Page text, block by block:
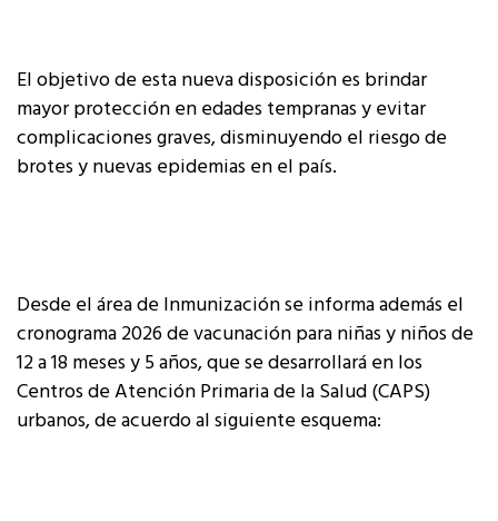
El objetivo de esta nueva disposición es brindar
mayor protección en edades tempranas y evitar
complicaciones graves, disminuyendo el riesgo de
brotes y nuevas epidemias en el país.
Desde el área de Inmunización se informa además el
cronograma 2026 de vacunación para niñas y niños de
12 a 18 meses y 5 años, que se desarrollará en los
Centros de Atención Primaria de la Salud (CAPS)
urbanos, de acuerdo al siguiente esquema: